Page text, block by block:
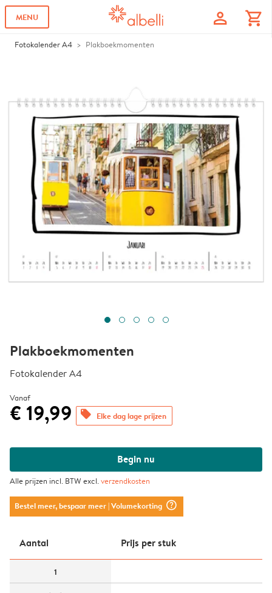
MENU profile shopping_cart
Fotokalender A4 Plakboekmomenten
Plakboekmomenten
Fotokalender A4
Vanaf
€ 19,99 offers Elke dag lage prijzen
Begin nu
Alle prijzen incl. BTW excl.verzendkosten
Bestel meer, bespaar meer| Volumekorting question_mark_circle
Aantal Prijs per stuk
1